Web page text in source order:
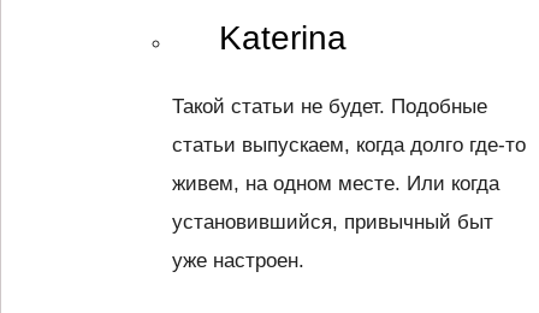
Katerina
Такой статьи не будет. Подобные
статьи выпускаем, когда долго где-то
живем, на одном месте. Или когда
установившийся, привычный быт
уже настроен.